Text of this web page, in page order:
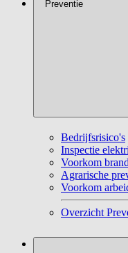
Preventie
Bedrijfsrisico's
Inspectie
Voorkom brand
Agrarische
Voorkom
Overzicht